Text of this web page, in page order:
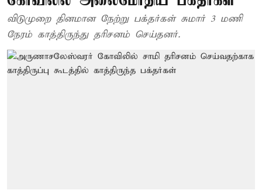
விடுமுறை தினமான நேற்று பக்தர்கள் சுமார் 3 மணி
நேரம் காத்திருந்து தரிசனம் செய்தனர்.